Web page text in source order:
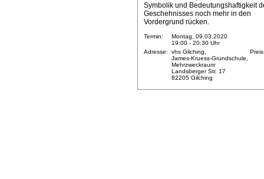
Symbolik und Bedeutungshaftigkeit
Geschehnisses noch mehr in den
Vordergrund rücken.
Termin:
Montag, 09.03.2020
19:00 - 20:30 Uhr
Adresse:
vhs Gilching,
James-Kruess-Grundschule,
Mehrzweckraum
Landsberger Str. 17
82205 Gilching